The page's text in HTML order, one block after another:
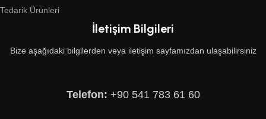
Tedarik Ürünleri
İletişim Bilgileri
Bize aşağıdaki bilgilerden veya iletişim sayfamızdan ulaşabilirsiniz
Telefon: +90 541 783 61 60